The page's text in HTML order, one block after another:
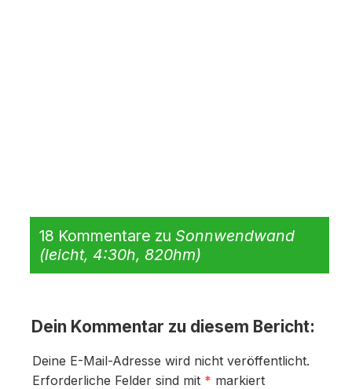
18 Kommentare zu Sonnwendwand
(leicht, 4:30h, 820hm)
Dein Kommentar zu diesem Bericht:
Deine E-Mail-Adresse wird nicht veröffentlicht.
Erforderliche Felder sind mit * markiert